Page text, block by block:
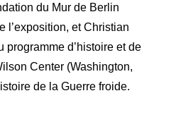
du Mur de Berlin
l’exposition, et Christian
programme d’histoire et de
Center (Washington,
de la Guerre froide.